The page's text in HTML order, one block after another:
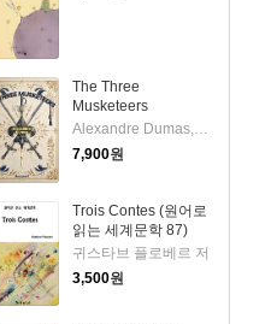
The Three
Musketeers
7,900원
Trois Contes (원어로
읽는 세계문학 87)
귀스타브 플로베르 저
3,500원